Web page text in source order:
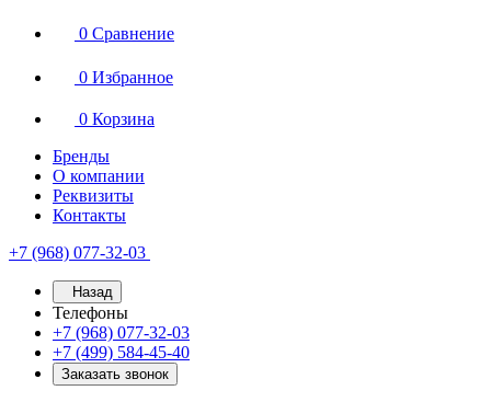
0 Сравнение
0 Избранное
0 Корзина
Бренды
О компании
Реквизиты
Контакты
+7 (968) 077-32-03
Назад
Телефоны
+7 (968) 077-32-03
+7 (499) 584-45-40
Заказать звонок